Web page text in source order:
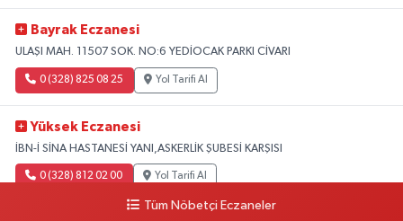
Bayrak Eczanesi
ULAŞI MAH. 11507 SOK. NO:6 YEDİOCAK PARKI CİVARI
0 (328) 825 08 25 Yol Tarifi Al
Yüksek Eczanesi
İBN-İ SİNA HASTANESİ YANI,ASKERLİK ŞUBESİ KARŞISI
0 (328) 812 02 00 Yol Tarifi Al
Tüm Nöbetçi Eczaneler